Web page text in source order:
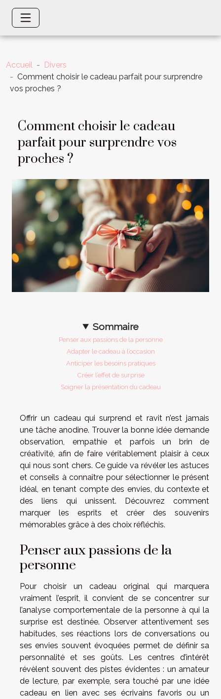
Accueil
Divers
Comment choisir le cadeau parfait pour surprendre
vos proches ?
Comment choisir le cadeau
parfait pour surprendre vos
proches ?
Sommaire
Penser aux passions de la personne
Adapter le cadeau à l’occasion
Anticiper les besoins pratiques
Créer l’effet de surprise
Soigner la présentation du cadeau
Offrir un cadeau qui surprend et ravit n’est jamais
une tâche anodine. Trouver la bonne idée demande
observation, empathie et parfois un brin de
créativité, afin de faire véritablement plaisir à ceux
qui nous sont chers. Ce guide va révéler les astuces
et conseils à connaître pour sélectionner le présent
idéal, en tenant compte des envies, du contexte et
des liens qui unissent. Découvrez comment
marquer les esprits et créer des souvenirs
mémorables grâce à des choix réfléchis.
Penser aux passions de la
personne
Pour choisir un cadeau original qui marquera
vraiment l’esprit, il convient de se concentrer sur
l’analyse comportementale de la personne à qui la
surprise est destinée. Observer attentivement ses
habitudes, ses réactions lors de conversations ou
ses envies souvent évoquées permet de définir sa
personnalité et ses goûts. Les centres d’intérêt
révèlent souvent des pistes évidentes : un amateur
de lecture, par exemple, sera touché par une idée
cadeau en lien avec ses écrivains favoris ou un